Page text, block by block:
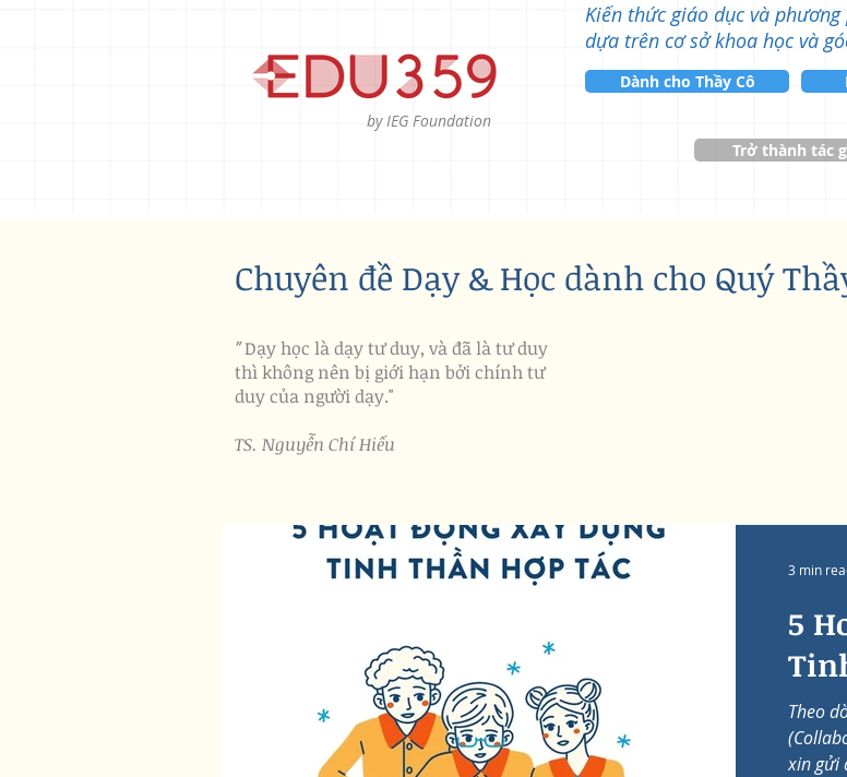
by IEG Foundation
Kiến thức giáo dục và
dựa trên cơ sở khoa học và
Dành cho Thầy Cô
Trở thành tác
​Chuyên đề Dạy & Học dành cho Quý
"Dạy học là dạy tư duy, và đã là tư duy
thì không nên bị giới hạn bởi chính tư
duy của người dạy."
​TS. Nguyễn Chí Hiếu
5
Theo
xin gửi
3 min